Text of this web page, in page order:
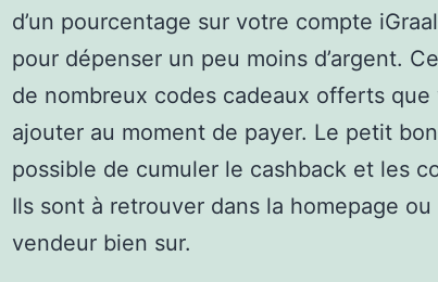
d’un pourcentage sur votre compte
pour dépenser un peu moins d’argent.
de nombreux codes cadeaux offerts que
ajouter au moment de payer. Le petit
possible de cumuler le cashback et les
Ils sont à retrouver dans la homepage ou
vendeur bien sur.